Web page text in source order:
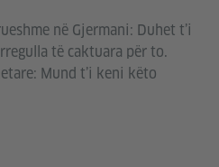
në Gjermani: Duhet t’i
të caktuara për to.
Mund t’i keni këto